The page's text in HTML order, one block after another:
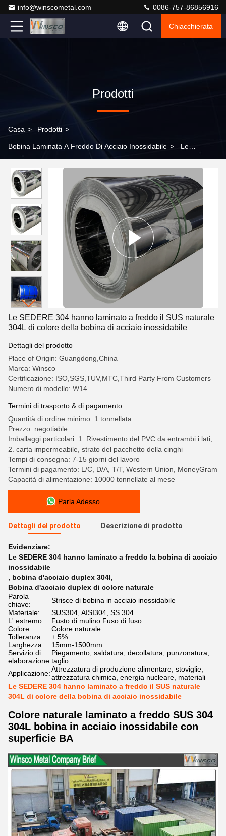
info@winscometal.com 0086-757-86856916
Chiacchierata
Prodotti
Casa > Prodotti >
Bobina Laminata A Freddo Di Acciaio Inossidabile > Le
colore della bobina di acciaio inossidabile
Le SEDERE 304 hanno laminato a freddo il SUS naturale
304L di colore della bobina di acciaio inossidabile
Dettagli del prodotto
Place of Origin: Guangdong,China
Marca: Winsco
Certificazione: ISO,SGS,TUV,MTC,Third Party From Customers
Numero di modello: W14
Termini di trasporto & di pagamento
Quantità di ordine minimo: 1 tonnellata
Prezzo: negotiable
Imballaggi particolari: 1. Rivestimento del PVC da entrambi i lati;
2. carta impermeabile, strato del pacchetto della cinghi
Tempi di consegna: 7-15 giorni del lavoro
Termini di pagamento: L/C, D/A, T/T, Western Union, MoneyGram
Capacità di alimentazione: 10000 tonnellate al mese
Parla Adesso.
Dettagli del prodotto Descrizione di prodotto
Evidenziare:
Le SEDERE 304 hanno laminato a freddo la bobina di acciaio
inossidabile
, bobina d'acciaio duplex 304l,
Bobina d'acciaio duplex di colore naturale
Parola
chiave:
Strisce di bobina in acciaio inossidabile
Materiale:
SUS304, AISI304, SS 304
L' estremo:
Fusto di mulino Fuso di fuso
Colore:
Colore naturale
Tolleranza:
± 5%
Larghezza:
15mm-1500mm
Servizio di
elaborazione:
Piegamento, saldatura, decollatura, punzonatura,
taglio
Applicazione:Attrezzatura di produzione alimentare, stoviglie,
attrezzatura chimica, energia nucleare, materiali
Le SEDERE 304 hanno laminato a freddo il SUS naturale
304L di colore della bobina di acciaio inossidabile
Colore naturale laminato a freddo SUS 304
304L bobina in acciaio inossidabile con
superficie BA